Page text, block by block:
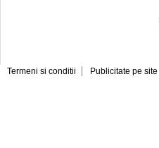
Termeni si conditii Publicitate pe site